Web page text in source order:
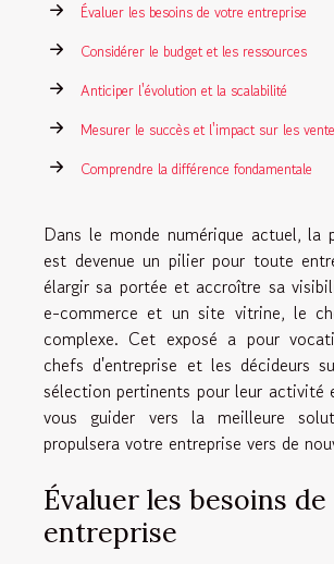
Évaluer les besoins de votre entreprise
Considérer le budget et les ressources
Anticiper l'évolution et la scalabilité
Mesurer le succès et l'impact sur les
Comprendre la différence fondamentale
Dans le monde numérique actuel, la
est devenue un pilier pour toute
élargir sa portée et accroître sa
e-commerce et un site vitrine, le
complexe. Cet exposé a pour
chefs d'entreprise et les décideurs
sélection pertinents pour leur activité
vous guider vers la meilleure
propulsera votre entreprise vers de
Évaluer les besoins
entreprise